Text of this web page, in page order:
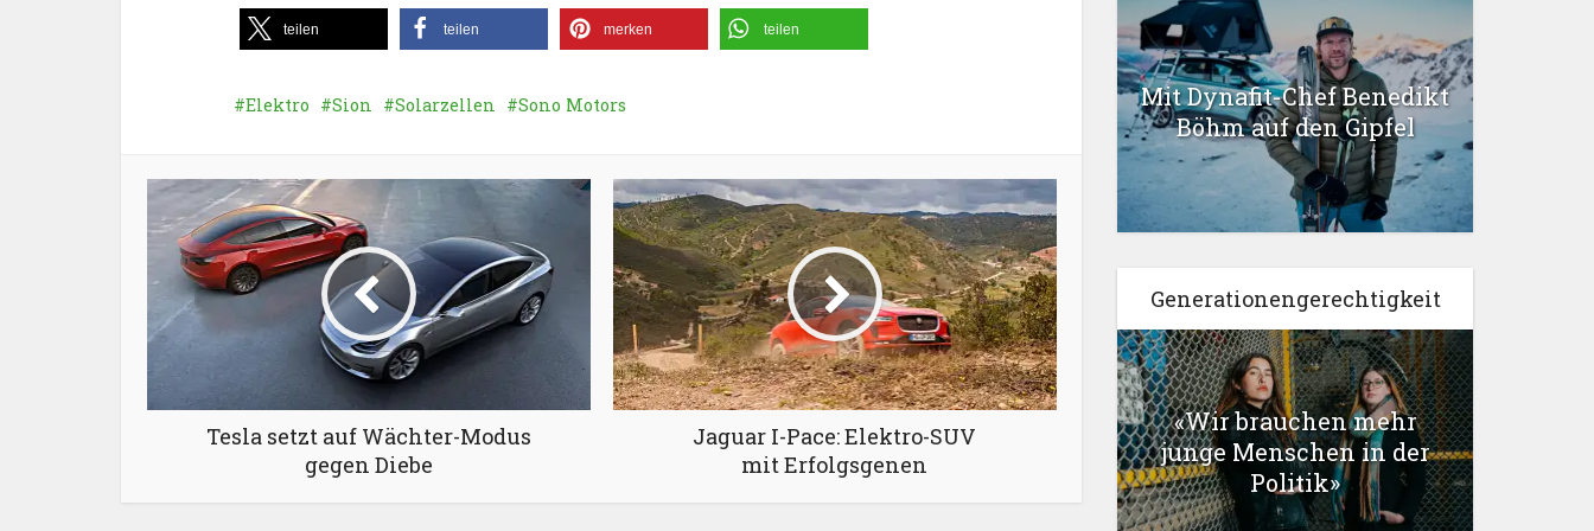
teilen teilen merken teilen
Elektro Sion Solarzellen Sono Motors
Tesla setzt auf Wächter-Modus
gegen Diebe
Jaguar I-Pace: Elektro-SUV
mit Erfolgsgenen
Mit Dynafit-Chef Benedikt
Böhm auf den Gipfel
Generationengerechtigkeit
«Wir brauchen mehr
junge Menschen in der
Politik»